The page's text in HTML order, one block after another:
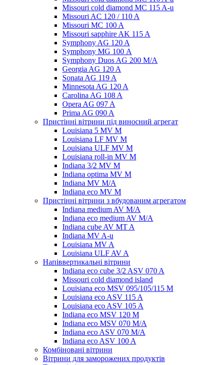
Missouri cold diamond MC 115 A-u
Missouri AC 120 / 110 A
Missouri MC 100 A
Missouri sapphire AK 115 A
Symphony AG 120 A
Symphony MG 100 А
Symphony Duos AG 200 M/A
Georgia AG 120 A
Sonata AG 119 A
Minnesota AG 120 A
Carolina AG 108 A
Opera AG 097 A
Prima AG 090 A
Пристінні вітрини під виносний агрегат
Louisiana 5 MV M
Louisiana LF MV M
Louisiana ULF MV M
Louisiana roll-in MV M
Indiana 3/2 MV M
Indiana optima MV M
Indiana MV M/A
Indiana eco MV M
Пристінні вітрини з вбудованим агрегатом
Indiana medium AV M/A
Indiana eco medium AV M/A
Indiana cube AV MT A
Indiana MV A-u
Louisiana MV A
Louisiana ULF AV A
Напіввертикальні вітрини
Indiana eco cube 3/2 ASV 070 A
Missouri cold diamond island
Louisiana eco MSV 095/105/115 M
Louisiana eco ASV 115 A
Louisiana eco ASV 105 A
Indiana eco MSV 120 M
Indiana eco MSV 070 M/A
Indiana eco ASV 070 M/A
Indiana eco ASV 100 A
Комбіновані вітрини
Вітрини для заморожених продуктів